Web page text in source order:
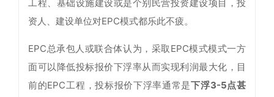
工程、基础设施建设或是个别民营投资建设项目，投
资人、建设单位对EPC模式都乐此不疲。
EPC总承包人或联合体认为，采取EPC模式模式一方
面可以降低投标报价下浮率从而实现利润最大化，目
前的EPC工程，投标报价下浮率通常是下浮3-5点甚